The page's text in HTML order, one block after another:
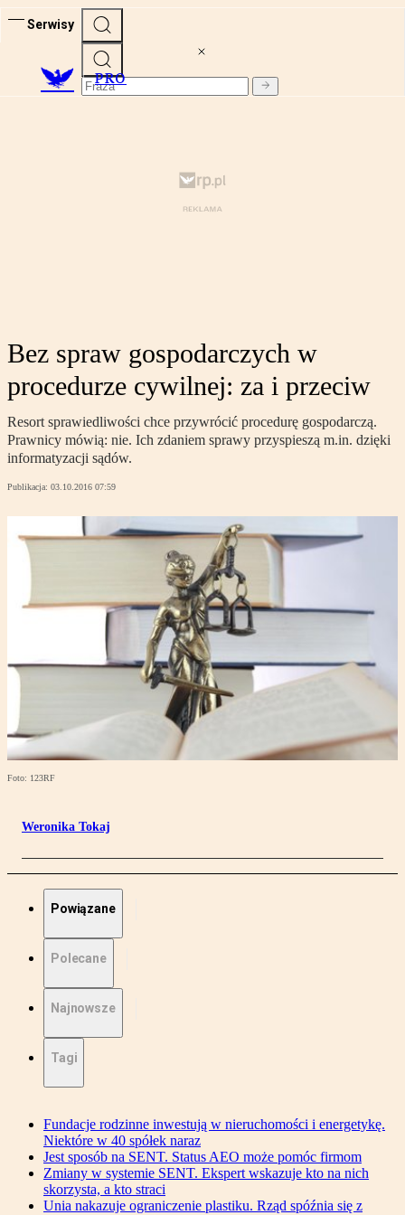
Serwisy
PRO
Bez spraw gospodarczych w
procedurze cywilnej: za i przeciw
Resort sprawiedliwości chce przywrócić procedurę gospodarczą.
Prawnicy mówią: nie. Ich zdaniem sprawy przyspieszą m.in. dzięki
informatyzacji sądów.
Publikacja: 03.10.2016 07:59
Foto: 123RF
Weronika Tokaj
Powiązane
Polecane
Najnowsze
Tagi
Fundacje rodzinne inwestują w nieruchomości i energetykę.
Niektóre w 40 spółek naraz
Jest sposób na SENT. Status AEO może pomóc firmom
Zmiany w systemie SENT. Ekspert wskazuje kto na nich
skorzysta, a kto straci
Unia nakazuje ograniczenie plastiku. Rząd spóźnia się z